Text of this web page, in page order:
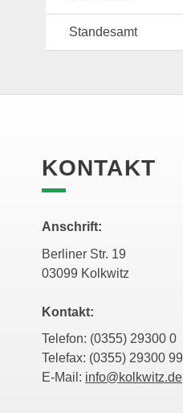
Standesamt
KONTAKT
Anschrift:
Berliner Str. 19
03099 Kolkwitz
Kontakt:
Telefon: (0355) 29300 0
Telefax: (0355) 29300 99
E-Mail: info@kolkwitz.de